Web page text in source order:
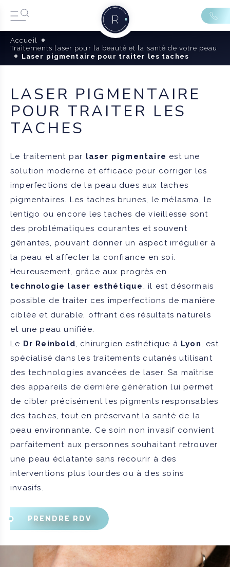
Accueil
Traitements laser pour la beauté et la santé de votre peau
Laser pigmentaire pour traiter les taches
LASER PIGMENTAIRE
POUR TRAITER LES
TACHES
Le traitement par laser pigmentaire est une
solution moderne et efficace pour corriger les
imperfections de la peau dues aux taches
pigmentaires. Les taches brunes, le mélasma, le
lentigo ou encore les taches de vieillesse sont
des problématiques courantes et souvent
gênantes, pouvant donner un aspect irrégulier à
la peau et affecter la confiance en soi.
Heureusement, grâce aux progrès en
technologie laser esthétique , il est désormais
possible de traiter ces imperfections de manière
ciblée et durable, offrant des résultats naturels
et une peau unifiée.
Le Dr Reinbold, chirurgien esthétique à Lyon, est
spécialisé dans les traitements cutanés utilisant
des technologies avancées de laser. Sa maîtrise
des appareils de dernière génération lui permet
de cibler précisément les pigments responsables
des taches, tout en préservant la santé de la
peau environnante. Ce soin non invasif convient
parfaitement aux personnes souhaitant retrouver
une peau éclatante sans recourir à des
interventions plus lourdes ou à des soins
invasifs.
PRENDRE RDV